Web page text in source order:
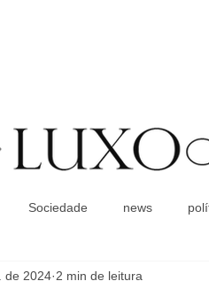
Sociedade news
de 2024 2 min de leitura